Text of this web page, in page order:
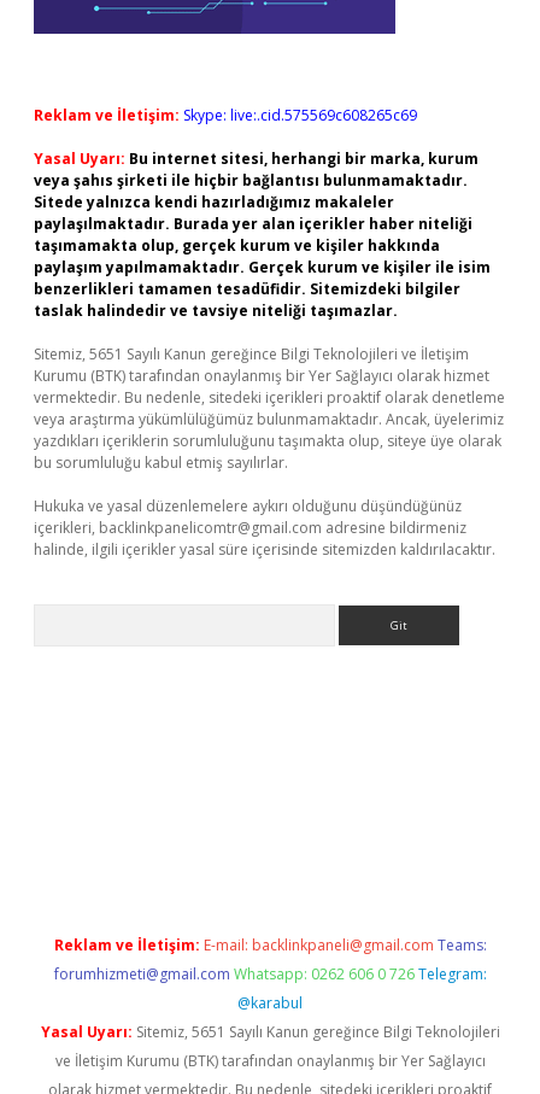
Reklam ve İletişim: Skype: live:.cid.575569c608265c69
Yasal Uyarı: Bu internet sitesi, herhangi bir marka, kurum
veya şahıs şirketi ile hiçbir bağlantısı bulunmamaktadır.
Sitede yalnızca kendi hazırladığımız makaleler
paylaşılmaktadır. Burada yer alan içerikler haber niteliği
taşımamakta olup, gerçek kurum ve kişiler hakkında
paylaşım yapılmamaktadır. Gerçek kurum ve kişiler ile isim
benzerlikleri tamamen tesadüfidir. Sitemizdeki bilgiler
taslak halindedir ve tavsiye niteliği taşımazlar.
Sitemiz, 5651 Sayılı Kanun gereğince Bilgi Teknolojileri ve İletişim
Kurumu (BTK) tarafından onaylanmış bir Yer Sağlayıcı olarak hizmet
vermektedir. Bu nedenle, sitedeki içerikleri proaktif olarak denetleme
veya araştırma yükümlülüğümüz bulunmamaktadır. Ancak, üyelerimiz
yazdıkları içeriklerin sorumluluğunu taşımakta olup, siteye üye olarak
bu sorumluluğu kabul etmiş sayılırlar.
Hukuka ve yasal düzenlemelere aykırı olduğunu düşündüğünüz
içerikleri, backlinkpanelicomtr@gmail.com adresine bildirmeniz
halinde, ilgili içerikler yasal süre içerisinde sitemizden kaldırılacaktır.
Reklam ve İletişim: E-mail: backlinkpaneli@gmail.com Teams:
forumhizmeti@gmail.com Whatsapp: 0262 606 0 726 Telegram:
@karabul
Yasal Uyarı: Sitemiz, 5651 Sayılı Kanun gereğince Bilgi Teknolojileri
ve İletişim Kurumu (BTK) tarafından onaylanmış bir Yer Sağlayıcı
olarak hizmet vermektedir. Bu nedenle, sitedeki içerikleri proaktif